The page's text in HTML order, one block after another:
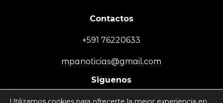
Contactos
+591 76220633
mpanoticias@gmail.com
Siguenos